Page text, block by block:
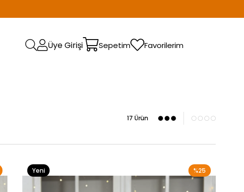
Üye Girişi Sepetim Favorilerim
17 Ürün
%25
Yeni
Ürün